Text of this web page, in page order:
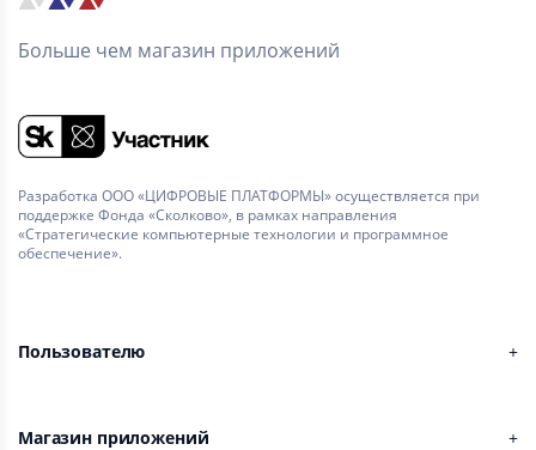
Больше чем магазин приложений
Разработка ООО «ЦИФРОВЫЕ ПЛАТФОРМЫ» осуществляется при
поддержке Фонда «Сколково», в рамках направления
«Стратегические компьютерные технологии и программное
обеспечение».
Пользователю
Магазин приложений